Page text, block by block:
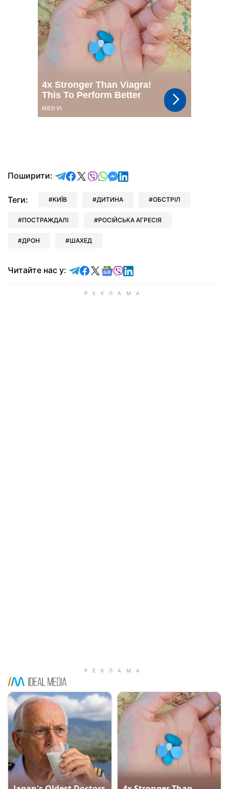
Поширити: відправити у Telegram
поділитись у Facebook
поділитись у X
відправити у Viber
відправити у Whatsapp
відправити у Messenger
відправити у LinkedIn
Теги: КИЇВ ДИТИНА ОБСТРІЛ
ПОСТРАЖДАЛІ РОСІЙСЬКА АГРЕСІЯ
ДРОН ШАХЕД
Читайте нас у: Читайте у Telegram
Читайте у Facebook
Читайте у X
Читайте у Google news
Читайте у Viber
Читайте у LinkedIn